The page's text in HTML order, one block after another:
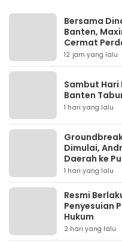
Bersama
Banten,
Cermat
12 jam yang lalu
Sambut Hari
Banten
1 hari yang lalu
Dimulai,
Daerah ke
1 hari yang lalu
Resmi
Penyesuian
Hukum
2 hari yang lalu